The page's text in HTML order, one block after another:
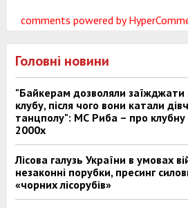
comments powered by
Головні новини
"Байкерам дозволяли
клубу, після чого вони катали
танцполу": МС Риба – про клубну
2000х
Лісова галузь України в умовах
незаконні порубки, пресинг
«чорних лісорубів»